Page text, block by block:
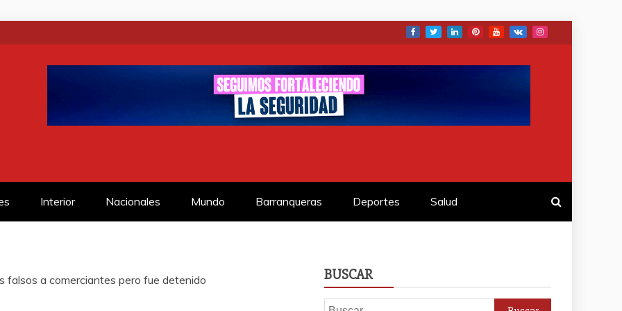
Interior Nacionales Mundo Barranqueras Deportes Salud
falsos a comerciantes pero fue detenido
BUSCAR
Buscar: